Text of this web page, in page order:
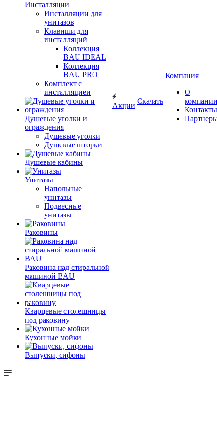
Инсталляции
Инсталляции для
унитазов
Клавиши для
инсталляций
Коллекция
BAU IDEAL
Коллекция
BAU PRO
Комплект с
инсталляцией
Душевые уголки и
ограждения
Душевые уголки
Душевые шторки
Душевые кабины
Унитазы
Напольные
унитазы
Подвесные
унитазы
Раковины
Раковина над стиральной
машиной BAU
Кварцевые столешницы
под раковину
Кухонные мойки
Выпуски, сифоны
Акции
Скачать
Компания
О
компании
Контакты